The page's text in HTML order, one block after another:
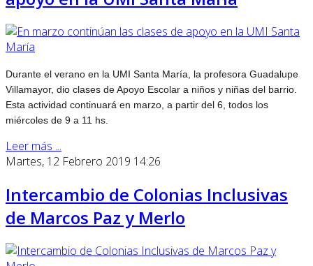
Durante el verano en la UMI Santa María, la profesora Guadalupe
Villamayor, dio clases de Apoyo Escolar a niños y niñas del barrio.
Esta actividad continuará en marzo, a partir del 6, todos los
miércoles de 9 a 11 hs.
Leer más ...
Martes, 12 Febrero 2019 14:26
Intercambio de Colonias Inclusivas
de Marcos Paz y Merlo